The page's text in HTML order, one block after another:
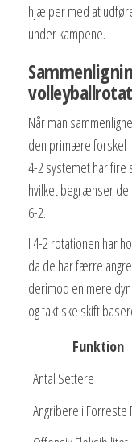
hjælper med at
under kampene.
Når man
den primære forskel
4-2 systemet har
hvilket begrænser de
6-2.
I 4-2 rotationen har
da de har færre
derimod en mere
og taktiske skift
Funktion
Antal Settere
Angribere i Forreste